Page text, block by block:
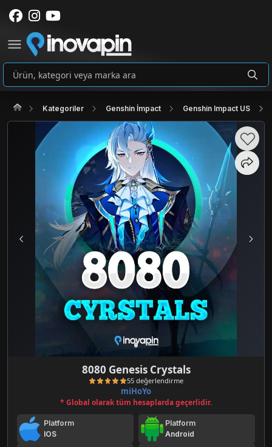
Kategoriler Genshin İmpact Genshin Impact US
8080 Genesis Crystals
miHoYo
* Global olarak tüm hesaplarda geçerlidir.
Platform
IOS
Platform
Android